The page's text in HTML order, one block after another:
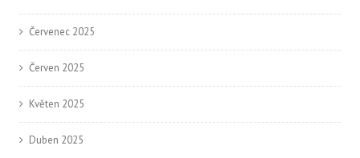
Červenec 2025
Červen 2025
Květen 2025
Duben 2025